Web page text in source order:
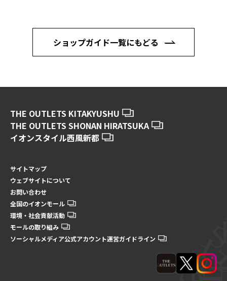
ショップガイド一覧にもどる
THE OUTLETS KITAKYUSHU
THE OUTLETS SHONAN HIRATSUKA
イオンスタイル西風新都
サイトマップ
ウェブサイトについて
お問い合わせ
全国のイオンモール
環境・社会貢献活動
モールの取り組み
ソーシャルメディア公式アカウント運営ガイドライン